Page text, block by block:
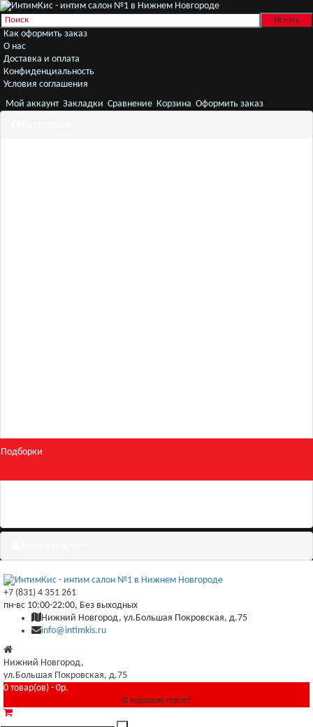
Как оформить заказ
О нас
Доставка и оплата
Конфиденциальность
Условия соглашения
Мой аккаунт Закладки Сравнение Корзина Оформить заказ
Подборки
+7 (831) 4 351 261
пн-вс 10:00-22:00, Без выходных
Нижний Новгород, ул.Большая Покровская, д.75
info@intimkis.ru
Нижний Новгород,
ул.Большая Покровская, д.75
0 товар(ов) - 0р.
В корзине пусто!